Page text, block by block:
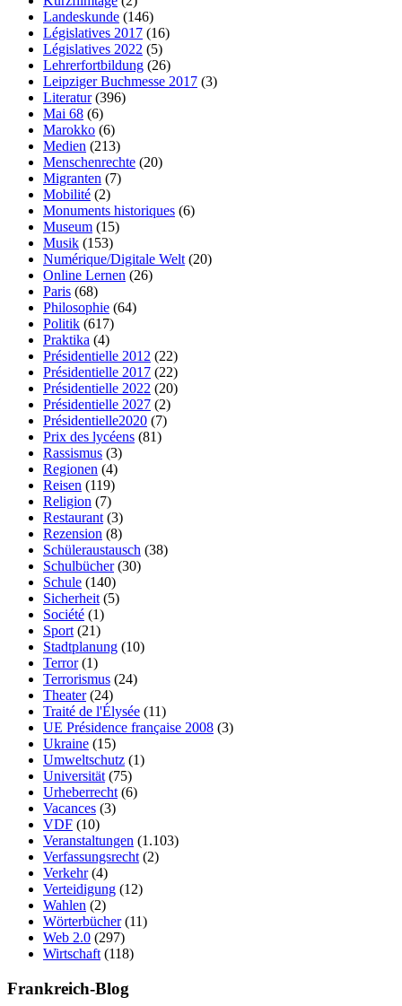
Landeskunde (146)
Législatives 2017 (16)
Législatives 2022 (5)
Lehrerfortbildung (26)
Leipziger Buchmesse 2017 (3)
Literatur(396)
Mai 68 (6)
Marokko (6)
Medien (213)
Menschenrechte (20)
Migranten (7)
Mobilité (2)
Monuments historiques (6)
Museum (15)
Musik (153)
Numérique/Digitale Welt(20)
Online Lernen (26)
Paris (68)
Philosophie (64)
Politik (617)
Praktika (4)
Présidentielle 2012 (22)
Présidentielle 2017 (22)
Présidentielle 2022 (20)
Présidentielle 2027 (2)
Présidentielle2020 (7)
Prix des lycéens (81)
Rassismus (3)
Regionen (4)
Reisen (119)
Religion (7)
Restaurant(3)
Rezension (8)
Schüleraustausch (38)
Schulbücher(30)
Schule (140)
Sicherheit(5)
Société (1)
Sport(21)
Stadtplanung (10)
Terror(1)
Terrorismus (24)
Theater(24)
Traité de l'Élysée (11)
UE Présidence française 2008 (3)
Ukraine (15)
Umweltschutz (1)
Universität(75)
Urheberrecht(6)
Vacances (3)
VDF (10)
Veranstaltungen (1.103)
Verfassungsrecht(2)
Verkehr(4)
Verteidigung (12)
Wahlen (2)
Wörterbücher(11)
Web 2.0 (297)
Wirtschaft(118)
Frankreich-Blog